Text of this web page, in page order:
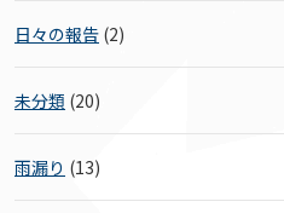
日々の報告 (2)
未分類 (20)
雨漏り (13)